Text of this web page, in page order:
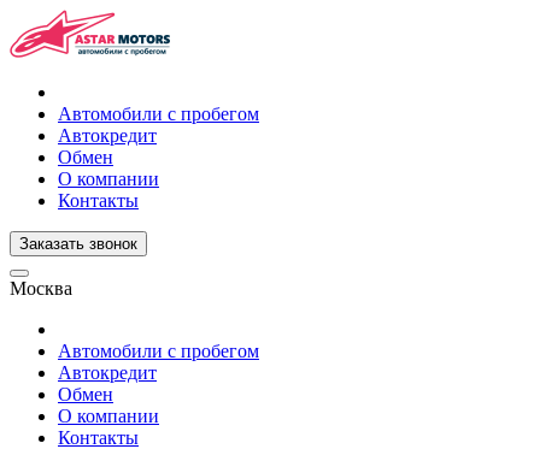
Автомобили с пробегом
Автокредит
Обмен
О компании
Контакты
Заказать звонок
Москва
Автомобили с пробегом
Автокредит
Обмен
О компании
Контакты